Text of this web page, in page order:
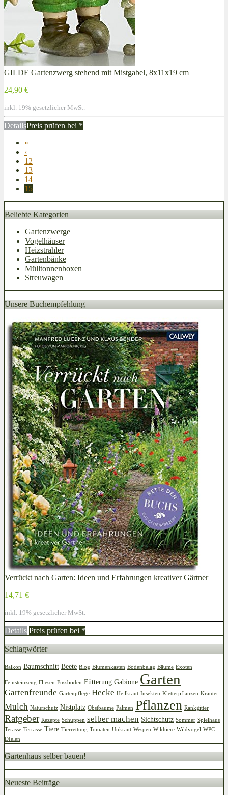
GILDE Gartenzwerg stehend mit Mistgabel, 8x11x19 cm
24,90 €
inkl. 19% gesetzlicher MwSt.
DetailsPreis prüfen bei *
«
‹
12
13
14
15
Beliebte Kategorien
Gartenzwerge
Vogelhäuser
Heizstrahler
Gartenbänke
Mülltonnenboxen
Streuwagen
Unsere Buchempfehlung
Verrückt nach Garten: Ideen und Erfahrungen kreativer Gärtner
14,71 €
inkl. 19% gesetzlicher MwSt.
Details Preis prüfen bei *
Schlagwörter
Balkon Baumschnitt Beete Blog Blumenkasten Bodenbelag Bäume Exoten
Feinsteinzeug Fliesen Fussboden Fütterung Gabione Garten
Gartenfreunde Gartenpflege Hecke Heilkraut Insekten Kletterpflanzen Kräuter
Mulch Naturschutz Nistplatz Obstbäume Palmen Pflanzen Rankgitter
Ratgeber Rezepte Schuppen selber machen Sichtschutz Sommer Spielhaus
Terasse Terrasse Tiere Tierrettung Tomaten Unkraut Wespen Wildtiere Wildvögel WPC-
DIelen
Gartenhaus selber bauen!
Neueste Beiträge